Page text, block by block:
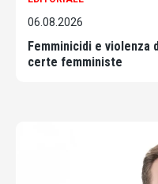
06.08.2026
Femminicidi e violenza
certe femministe